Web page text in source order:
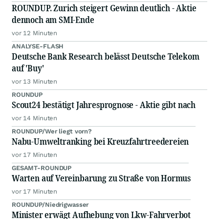
ROUNDUP. Zurich steigert Gewinn deutlich - Aktie
dennoch am SMI-Ende
vor 12 Minuten
ANALYSE-FLASH
Deutsche Bank Research belässt Deutsche Telekom
auf 'Buy'
vor 13 Minuten
ROUNDUP
Scout24 bestätigt Jahresprognose - Aktie gibt nach
vor 14 Minuten
ROUNDUP/Wer liegt vorn?
Nabu-Umweltranking bei Kreuzfahrtreedereien
vor 17 Minuten
GESAMT-ROUNDUP
Warten auf Vereinbarung zu Straße von Hormus
vor 17 Minuten
ROUNDUP/Niedrigwasser
Minister erwägt Aufhebung von Lkw-Fahrverbot